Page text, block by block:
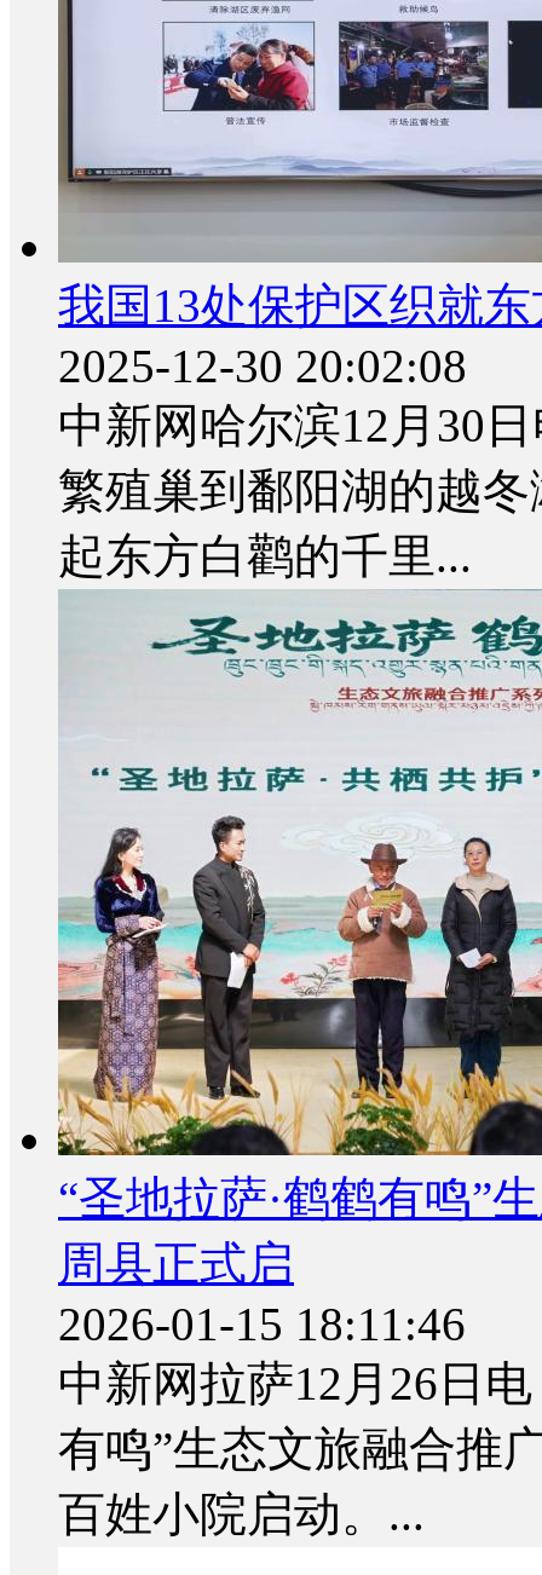
我国13处保护区织就
2025-12-30 20:02:08
中新网哈尔滨12月30
繁殖巢到鄱阳湖的越
起东方白鹳的千里...
“圣地拉萨·鹤鹤有鸣”
周县正式启
2026-01-15 18:11:46
中新网拉萨12月26日
有鸣”生态文旅融合推
百姓小院启动。...